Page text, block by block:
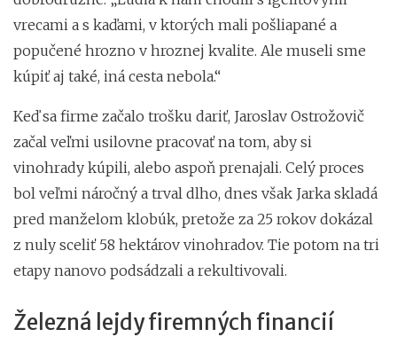
vrecami a s kaďami, v ktorých mali pošliapané a
popučené hrozno v hroznej kvalite. Ale museli sme
kúpiť aj také, iná cesta nebola.“
Keď sa firme začalo trošku dariť, Jaroslav Ostrožovič
začal veľmi usilovne pracovať na tom, aby si
vinohrady kúpili, alebo aspoň prenajali. Celý proces
bol veľmi náročný a trval dlho, dnes však Jarka skladá
pred manželom klobúk, pretože za 25 rokov dokázal
z nuly sceliť 58 hektárov vinohradov. Tie potom na tri
etapy nanovo podsádzali a rekultivovali.
Železná lejdy firemných financií